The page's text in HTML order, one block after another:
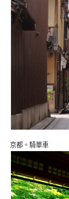
京都。騎單車